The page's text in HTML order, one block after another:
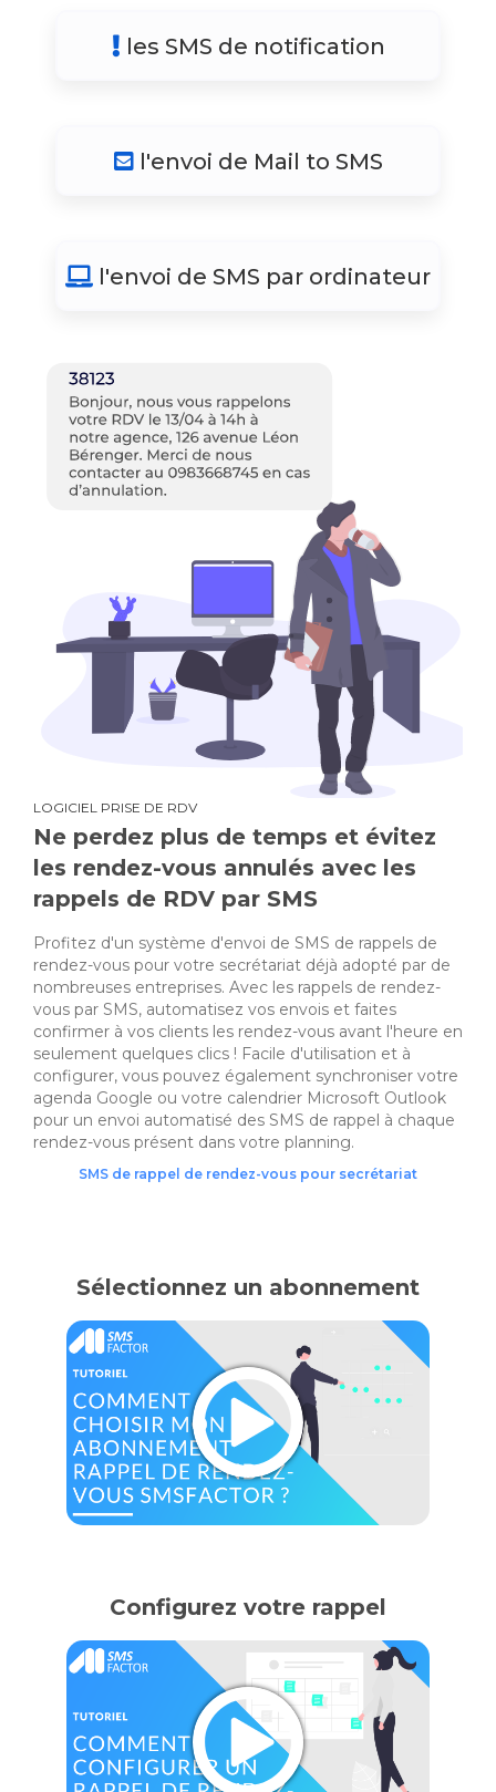
les SMS de notification
l'envoi de Mail to SMS
l'envoi de SMS par ordinateur
LOGICIEL PRISE DE RDV
Ne perdez plus de temps et évitez
les rendez-vous annulés avec les
rappels de RDV par SMS
Profitez d'un système d'envoi de SMS de rappels de
rendez-vous pour votre secrétariat déjà adopté par de
nombreuses entreprises. Avec les rappels de rendez-
vous par SMS, automatisez vos envois et faites
confirmer à vos clients les rendez-vous avant l'heure en
seulement quelques clics ! Facile d'utilisation et à
configurer, vous pouvez également synchroniser votre
agenda Google ou votre calendrier Microsoft Outlook
pour un envoi automatisé des SMS de rappel à chaque
rendez-vous présent dans votre planning.
SMS de rappel de rendez-vous pour secrétariat
Sélectionnez un abonnement
Configurez votre rappel